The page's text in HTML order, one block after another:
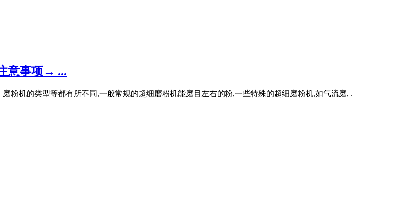
意事项→ ...
粉机的类型等都有所不同,一般常规的超细磨粉机能磨目左右的粉,一些特殊的超细磨粉机,如气流磨, .